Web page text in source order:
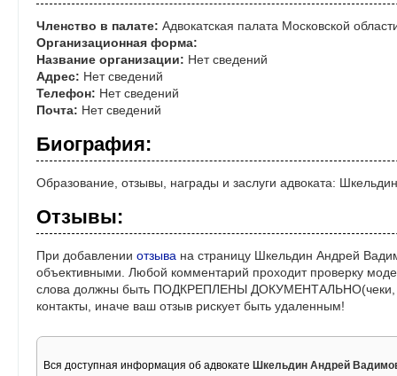
Членство в палате: Адвокатская палата Московской
Организационная форма:
Название организации: Нет сведений
Адрес: Нет сведений
Телефон: Нет сведений
Почта: Нет сведений
Биография:
Образование, отзывы, награды и заслуги адвоката:
Отзывы:
При добавлении отзыва на страницу Шкельдин Андрей
объективными. Любой комментарий проходит проверку
слова должны быть ПОДКРЕПЛЕНЫ ДОКУМЕНТАЛЬНО(чеки,
контакты, иначе ваш отзыв рискует быть удаленным!
Вся доступная информация об адвокате Шкельдин Андрей